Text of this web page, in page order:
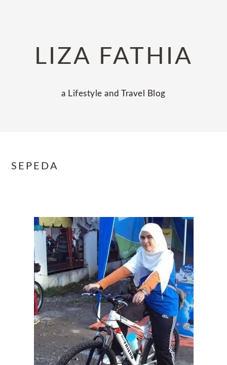
navigationLIZA FATHIA
a Lifestyle and Travel Blog
SEPEDA